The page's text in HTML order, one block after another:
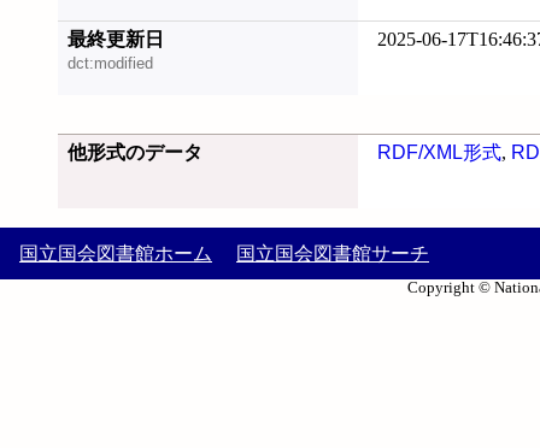
最終更新日
dct:modified
2025-06-
他形式のデータ RDF/XML形式,
国立国会図書館ホーム 国立国会図書館サーチ
Copyright ©